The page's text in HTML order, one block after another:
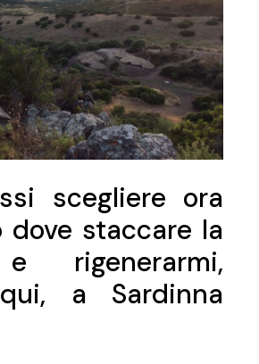
scegliere ora
dove staccare la
rigenerarmi,
a Sardinna